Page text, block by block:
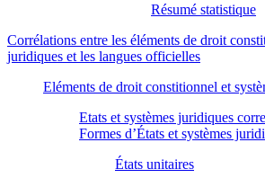
Résumé statistique
Corrélations entre les éléments de droit
juridiques et les langues officielles
Eléments de droit constitionnel et
Etats et systèmes juridiques
Formes d’États et systèmes
États unitaires